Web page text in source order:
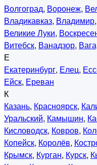
Волгоград, Воронеж,
Владикавказ, Владимир,
Великие Луки,
Витебск, Ванадзор,
Е
Екатеринбург, Елец,
Ейск, Ереван
К
Казань, Красноярск,
Уральский, Камышин,
Кисловодск, Ковров,
Копейск, Королёв,
Крымск, Курган, Курск,